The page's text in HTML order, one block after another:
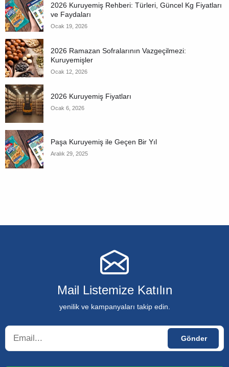
2026 Kuruyemiş Rehberi: Türleri, Güncel Kg Fiyatları
ve Faydaları
Ocak 19, 2026
2026 Ramazan Sofralarının Vazgeçilmezi:
Kuruyemişler
Ocak 12, 2026
2026 Kuruyemiş Fiyatları
Ocak 6, 2026
Paşa Kuruyemiş ile Geçen Bir Yıl
Aralık 29, 2025
Mail Listemize Katılın
yenilik ve kampanyaları takip edin.